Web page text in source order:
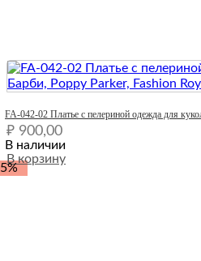
FA-042-02 Платье с пелериной одежда для
₽ 900,00
В наличии
В корзину